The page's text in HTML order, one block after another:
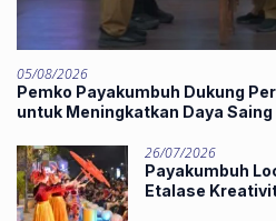
05/08/2026
Pemko Payakumbuh Dukung
untuk Meningkatkan Daya Saing
26/07/2026
Payakumbuh
Etalase